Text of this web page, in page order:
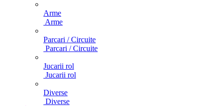
Arme
Arme
Parcari / Circuite
Parcari / Circuite
Jucarii rol
Jucarii rol
Diverse
Diverse